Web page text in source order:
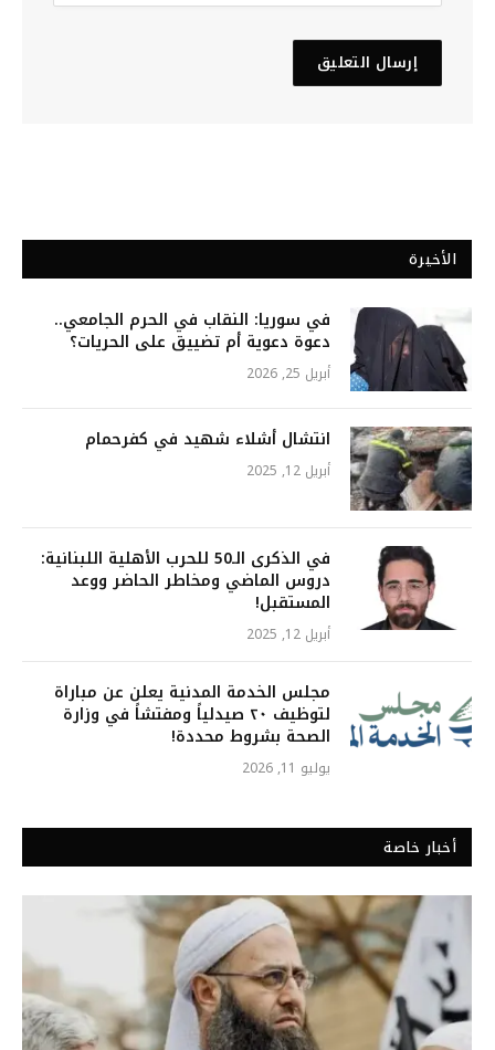
الأخيرة
في سوريا: النقاب في الحرم الجامعي..
دعوة دعوية أم تضييق على الحريات؟
أبريل 25, 2026
انتشال أشلاء شهيد في كفرحمام
أبريل 12, 2025
في الذكرى الـ50 للحرب الأهلية اللبنانية:
دروس الماضي ومخاطر الحاضر ووعد
المستقبل!
أبريل 12, 2025
مجلس الخدمة المدنية يعلن عن مباراة
لتوظيف ٢٠ صيدلياً ومفتشاً في وزارة
الصحة بشروط محددة!
يوليو 11, 2026
أخبار خاصة